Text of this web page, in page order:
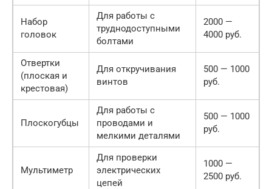
Набор
головок
Для работы с
труднодоступными
болтами
2000 —
4000 руб.
Отвертки
(плоская и
крестовая)
Для откручивания
винтов
500 — 1000
руб.
Плоскогубцы
Для работы с
проводами и
мелкими деталями
500 — 1000
руб.
Мультиметр
Для проверки
электрических
цепей
1000 —
2500 руб.